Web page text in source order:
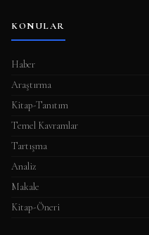
KONULAR
Haber
Araştırma
Kitap-Tanıtım
Temel Kavramlar
Tartışma
Analiz
Makale
Kitap-Öneri